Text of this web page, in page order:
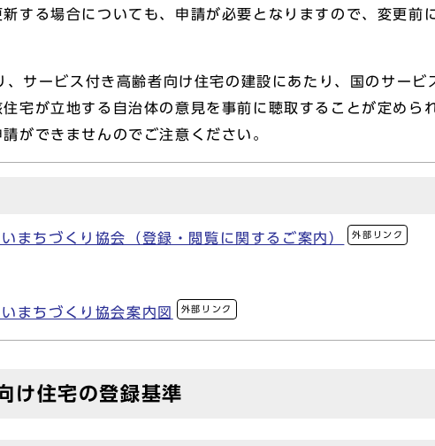
する場合についても、申請が必要となりますので、変更前
ービス付き高齢者向け住宅の建設にあたり、国のサービ
宅が立地する自治体の意見を事前に聴取することが定めら
ができませんのでご注意ください。
まちづくり協会（登録・閲覧に関するご案内） 外部リンク
まちづくり協会案内図 外部リンク
け住宅の登録基準